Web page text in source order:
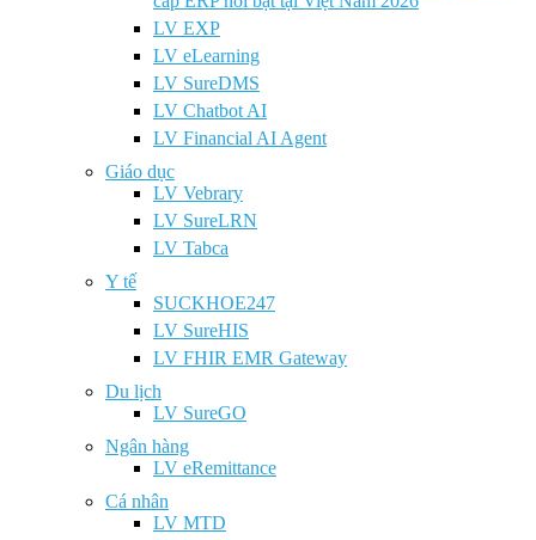
LV EXP
LV eLearning
LV SureDMS
LV Chatbot AI
LV Financial AI Agent
Giáo dục
LV Vebrary
LV SureLRN
LV Tabca
Y tế
SUCKHOE247
LV SureHIS
LV FHIR EMR Gateway
Du lịch
LV SureGO
Ngân hàng
LV eRemittance
Cá nhân
LV MTD